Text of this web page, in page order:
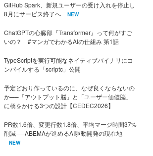
GitHub Spark、新規ユーザーの受け入れを停止し
8月にサービス終了へ
NEW
ChatGPTの心臓部『Transformer』って何がすご
いの？ #マンガでわかるAIの仕組み 第1話
TypeScriptを実行可能なネイティブバイナリにコ
ンパイルする「scriptc」公開
予定どおり作っているのに、なぜ良くならないの
か──「アウトプット脳」と「ユーザー価値脳」
に橋をかける3つの設計【CEDEC2026】
PR数1.6倍、変更行数1.8倍、平均マージ時間37%
削減──ABEMAが進めるAI駆動開発の現在地
NEW